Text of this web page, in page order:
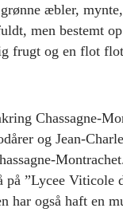
æbler,
men bestemt
frugt og en flot
Chassagne-
og Jean-
”Lycee Viticole
har også haft en